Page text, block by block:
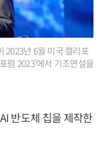
2023년 6월 미국 캘리포
럼 2023'에서 기조연설을
반도체 칩을 제작한